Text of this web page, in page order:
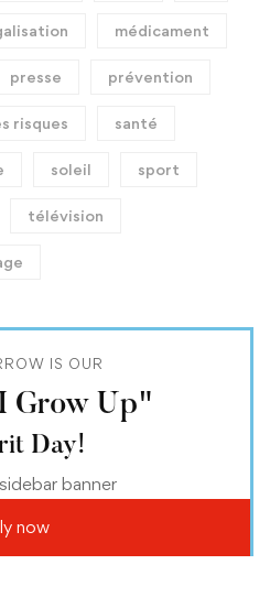
médicament
presse prévention
risques santé
soleil sport
télévision
IS OUR
Grow Up"
Day!
now